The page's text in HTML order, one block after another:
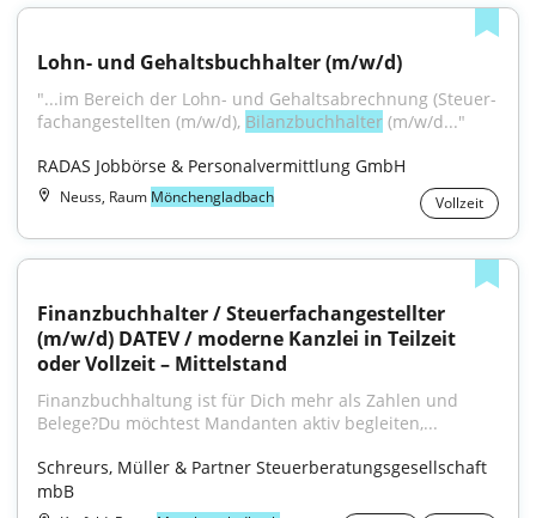
Lohn- und Gehaltsbuchhalter (m/w/d)
"...im Bereich der Lohn- und Gehalts­abrechnung (Steuer­
fach­ange­stell­ten (m/w/d), Bilanz­buch­halter (m/w/d..."
RADAS Jobbörse & Personalvermittlung GmbH
Neuss, Raum Mönchengladbach Vollzeit
Finanzbuchhalter / Steuerfachangestellter
(m/w/d) DATEV / moderne Kanzlei in Teilzeit
oder Vollzeit – Mittelstand
Finanzbuchhaltung ist für Dich mehr als Zahlen und
Belege?Du möchtest Mandanten aktiv begleiten,...
Schreurs, Müller & Partner Steuerberatungsgesellschaft
mbB